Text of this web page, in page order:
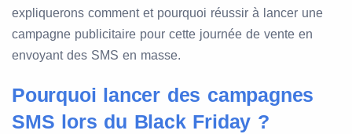
expliquerons comment et pourquoi réussir à lancer une
campagne publicitaire pour cette journée de vente en
envoyant des SMS en masse.
Pourquoi lancer des campagnes
SMS lors du Black Friday ?